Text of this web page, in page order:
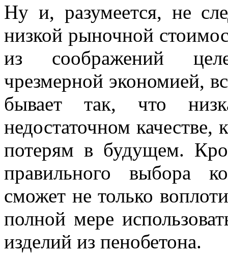
Ну и, разумеется, не
низкой рыночной
из соображений
чрезмерной экономией,
бывает так, что
недостаточном
потерям в будущем.
правильного выбора
сможет не только
полной мере
изделий из пенобетона.